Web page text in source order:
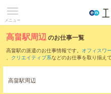
メニュー
高畠駅周辺のお仕事一覧
高畠駅の派遣のお仕事情報です。 オフィスワ
、 クリエイティブ系などのお仕事を取り揃え
また、米沢駅
仕事もご確認いただけます。
高畠駅周辺